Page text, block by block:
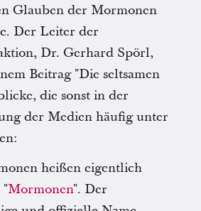
Glauben der Mormonen
Der Leiter der
Dr. Gerhard Spörl,
Beitrag "Die seltsamen
die sonst in der
der Medien häufig unter
heißen eigentlich
Mormonen". Der